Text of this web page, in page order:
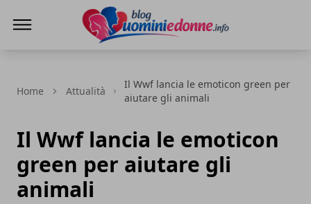
Home Attualità
Il Wwf lancia le emoticon green per
aiutare gli animali
Il Wwf lancia le emoticon
green per aiutare gli
animali